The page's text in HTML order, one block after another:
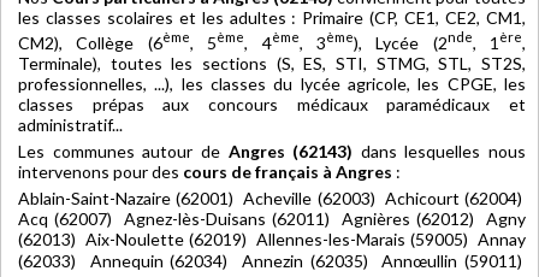
les classes scolaires et les adultes : Primaire (CP, CE1, CE2, CM1,
CM2), Collège (6ème, 5ème, 4ème, 3ème), Lycée (2nde, 1 ère,
Terminale), toutes les sections (S, ES, STI, STMG, STL, ST2S,
professionnelles, ...), les classes du lycée agricole, les CPGE, les
classes prépas aux concours médicaux paramédicaux et
administratif...
Les communes autour de Angres (62143) dans lesquelles nous
intervenons pour des cours de français à Angres :
Ablain-Saint-Nazaire (62001) Acheville (62003) Achicourt (62004)
Acq (62007) Agnez-lès-Duisans (62011) Agnières (62012) Agny
(62013) Aix-Noulette (62019) Allennes-les-Marais (59005) Annay
(62033) Annequin (62034) Annezin (62035) Annœullin (59011)